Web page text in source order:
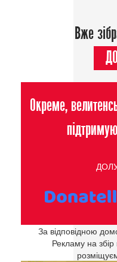
Вже
Окреме,
За відповідною
Рекламу на